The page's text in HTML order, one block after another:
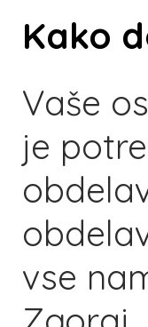
Kako
Vaše
je
vse